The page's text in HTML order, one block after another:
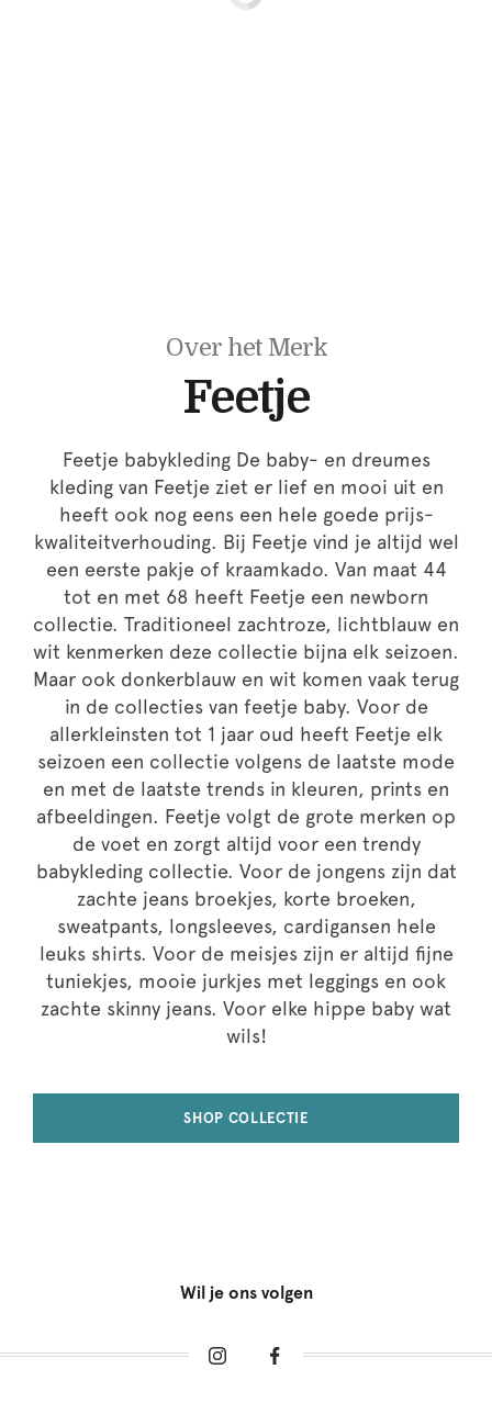
Over het Merk
Feetje
Feetje babykleding De baby- en dreumes
kleding van Feetje ziet er lief en mooi uit en
heeft ook nog eens een hele goede prijs-
kwaliteitverhouding. Bij Feetje vind je altijd wel
een eerste pakje of kraamkado. Van maat 44
tot en met 68 heeft Feetje een newborn
collectie. Traditioneel zachtroze, lichtblauw en
wit kenmerken deze collectie bijna elk seizoen.
Maar ook donkerblauw en wit komen vaak terug
in de collecties van feetje baby. Voor de
allerkleinsten tot 1 jaar oud heeft Feetje elk
seizoen een collectie volgens de laatste mode
en met de laatste trends in kleuren, prints en
afbeeldingen. Feetje volgt de grote merken op
de voet en zorgt altijd voor een trendy
babykleding collectie. Voor de jongens zijn dat
zachte jeans broekjes, korte broeken,
sweatpants, longsleeves, cardigansen hele
leuks shirts. Voor de meisjes zijn er altijd fijne
tuniekjes, mooie jurkjes met leggings en ook
zachte skinny jeans. Voor elke hippe baby wat
wils!
SHOP COLLECTIE
Wil je ons volgen